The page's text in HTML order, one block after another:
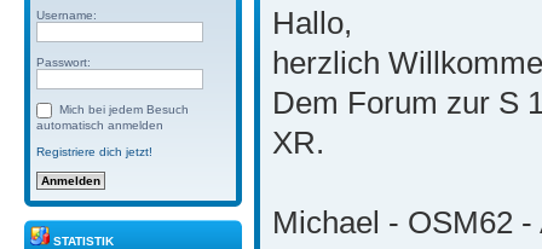
Username:
Passwort:
Mich bei jedem Besuch
automatisch anmelden
Registriere dich jetzt!
STATISTIK
Hallo,
herzlich
Dem Forum zur S
XR.
Michael - OSM62